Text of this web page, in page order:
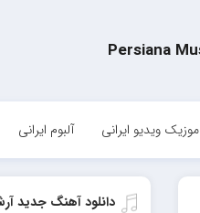
موزیک ویدیو ایرانی آلبوم ایرانی
دانلود آهنگ جدید